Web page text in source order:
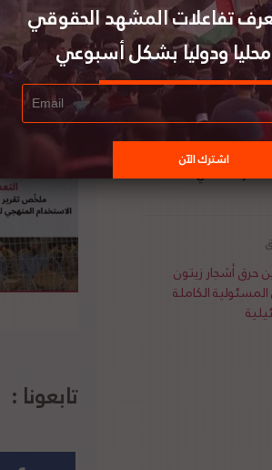
في سجون الاحتلال
الصحية الملائمة لهم
الأطراف السامية
العرب والفلسطينيين
مشددة على ضرورة
لهم وضرورة الإفراج
الأصلي،هنا
حرق أشجار زيتون
الكاملة
تابعونا :
تفاعلات المشهد الحقوقي
ودوليا بشكل أسبوعي